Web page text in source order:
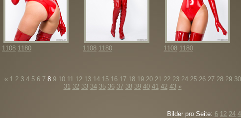
1108 1180 1108 1180 1108 1180
« 1 2 3 4 5 6 78 9 10 11 12 13 14 15 16 17 18 19 20 21 22 23 24 25 26 27 28 29 30
31 32 33 34 35 36 37 38 39 40 41 42 43 »
Bilder pro Seite: 6 12 24